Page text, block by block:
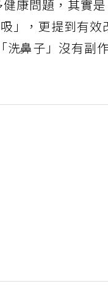
康問題，其實是
」，更提到有效
洗鼻子」沒有副作